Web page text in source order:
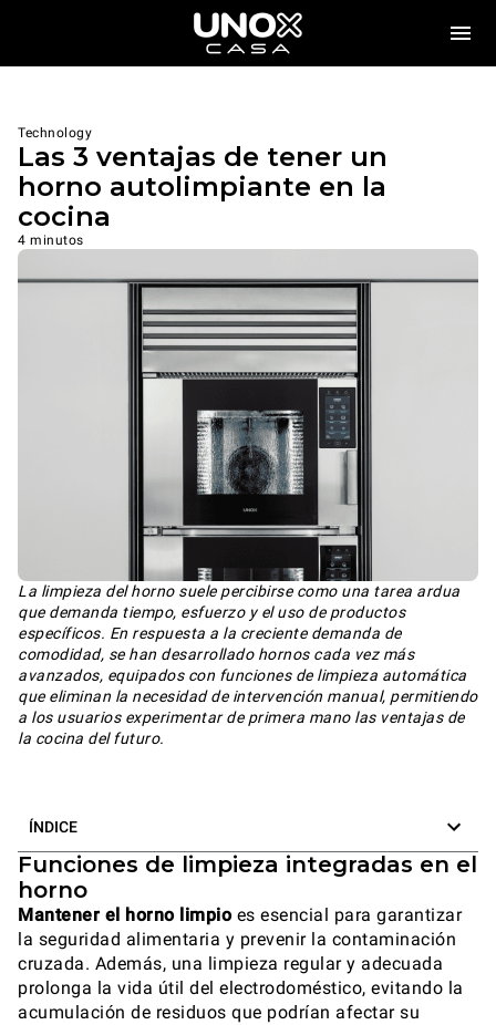
Technology
Las 3 ventajas de tener un
horno autolimpiante en la
cocina
4 minutos
La limpieza del horno suele percibirse como una tarea ardua
que demanda tiempo, esfuerzo y el uso de productos
específicos. En respuesta a la creciente demanda de
comodidad, se han desarrollado hornos cada vez más
avanzados, equipados con funciones de limpieza automática
que eliminan la necesidad de intervención manual, permitiendo
a los usuarios experimentar de primera mano las ventajas de
la cocina del futuro.
ÍNDICE
Funciones de limpieza integradas en el
horno
Mantener el horno limpioes esencial para garantizar
la seguridad alimentaria y prevenir la contaminación
cruzada. Además, una limpieza regular y adecuada
prolonga la vida útil del electrodoméstico, evitando la
acumulación de residuos que podrían afectar su